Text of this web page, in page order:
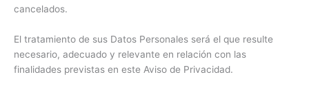
cancelados.
El tratamiento de sus Datos Personales será el que resulte
necesario, adecuado y relevante en relación con las
finalidades previstas en este Aviso de Privacidad.